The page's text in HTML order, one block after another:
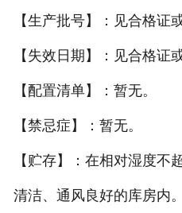
【生产批号】：见合格证
【失效日期】：见合格证
【配置清单】：暂无。
【禁忌症】：暂无。
【贮存】：在相对湿度不
清洁、通风良好的库房内。